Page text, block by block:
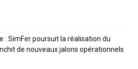
: SimFer poursuit la réalisation du
de nouveaux jalons opérationnels